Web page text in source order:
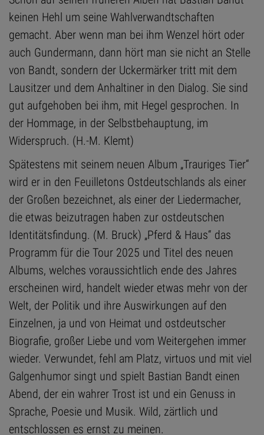
keinen Hehl um seine Wahlverwandtschaften
gemacht. Aber wenn man bei ihm Wenzel hört oder
auch Gundermann, dann hört man sie nicht an Stelle
von Bandt, sondern der Uckermärker tritt mit dem
Lausitzer und dem Anhaltiner in den Dialog. Sie sind
gut aufgehoben bei ihm, mit Hegel gesprochen. In
der Hommage, in der Selbstbehauptung, im
Widerspruch. (H.-M. Klemt)
Spätestens mit seinem neuen Album „Trauriges Tier“
wird er in den Feuilletons Ostdeutschlands als einer
der Großen bezeichnet, als einer der Liedermacher,
die etwas beizutragen haben zur ostdeutschen
Identitätsfindung. (M. Bruck) „Pferd & Haus“ das
Programm für die Tour 2025 und Titel des neuen
Albums, welches voraussichtlich ende des Jahres
erscheinen wird, handelt wieder etwas mehr von der
Welt, der Politik und ihre Auswirkungen auf den
Einzelnen, ja und von Heimat und ostdeutscher
Biografie, großer Liebe und vom Weitergehen immer
wieder. Verwundet, fehl am Platz, virtuos und mit viel
Galgenhumor singt und spielt Bastian Bandt einen
Abend, der ein wahrer Trost ist und ein Genuss in
Sprache, Poesie und Musik. Wild, zärtlich und
entschlossen es ernst zu meinen.